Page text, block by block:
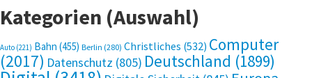
Kategorien (Auswahl)
Auto (221) Bahn (455) Berlin (280) Christliches (532) Computer
(2017) Datenschutz (805) Deutschland (1899)